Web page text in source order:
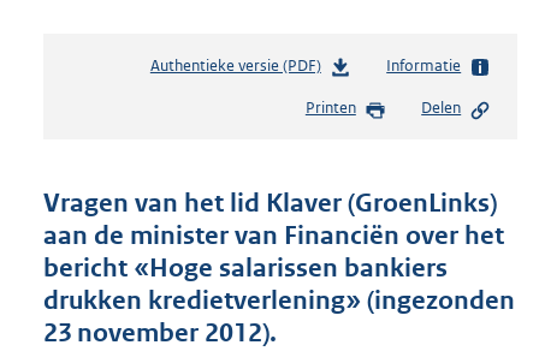
Authentieke versie (PDF)b
s
d
s
g
r
Informatie
Printen Delen
Vragen van het lid Klaver (GroenLinks)
aan de minister van Financiën over het
bericht «Hoge salarissen bankiers
drukken kredietverlening» (ingezonden
23 november 2012).